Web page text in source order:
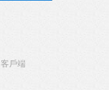
客戶端